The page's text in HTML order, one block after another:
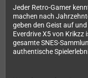
Jeder Retro-Gamer
machen nach
geben den Geist auf
Everdrive X5 von Krikzz
gesamte SNES-
authentische